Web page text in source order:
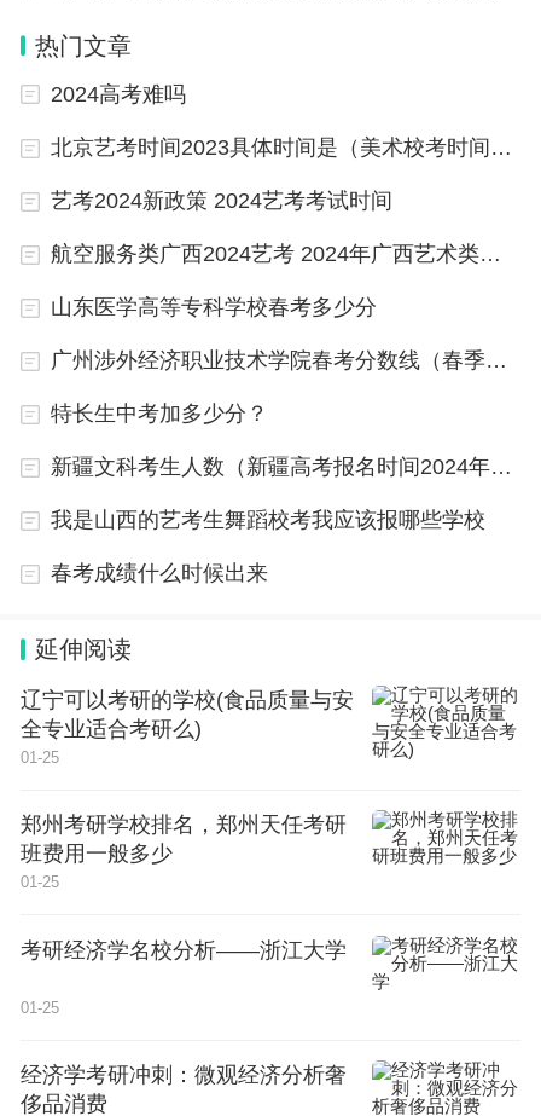
模式下，艺术类专业的首选科目一般都有“选择物理
或历史均可”，次选科目一般都不提要求。因此，新
高考的选科对艺考生影响不大。但是，许多院校对单
绘画≥满分的85%等等。
较高的”艺术院校和专业优势特别明显的考生来说都
是好事，可以进一步彰显自己的特色。“严格控制校
考范围和规模”，让不少人理解为校考的难度进一步
鲜明、人才培养质量较高的艺术院校”和“对考生艺术
天赋、专业技能或基本功有较高要求的高水平艺术类
校艺术类专业校考工作均在学校所在地组织”。在招
生人数一定的情况下，同一专业的考生要面临来自全
国各地的考生的竞争。
2024年高考改革政策
大幅减少、严格控制考试加分项目；探索完善边疆民族特困地
区加分政策。一是优化招生项目范围。在奥运会、世界大学生
运动会项目（包括足球、篮球、排球项目等）范围内，确定运
等组队条件、学生入校后退队率超过20%的高校，以及非奥运
会或世界大学生运动会项目、未设运动员技术等级标准、生源
严重不足且连续两年录取数为零的相关项目，不再安排高水平
运动队招生。建立完善招生高校和项目准入退出机制，原则上
连续三届奥运会、世界大学生运动会没有学生参赛的项目，不
二是严格报考条件和资格审核。从2024年起，符合生源省份高
考报名条件，获得国家一级运动员（含）以上技术等级称号者
方可以报考高水平运动队。从2027年起，符合生源省份高考报
名条件，获得国家一级运动员（含）以上技术等级称号且近三
热门文章
2024高考难吗
北京艺考时间2023具体时间是（美术校考时间2023具体时间）
艺考2024新政策 2024艺考考试时间
航空服务类广西2024艺考 2024年广西艺术类专业统考涵盖专业范围公布
山东医学高等专科学校春考多少分
广州涉外经济职业技术学院春考分数线（春季高考200分可以报哪所学校？）
特长生中考加多少分？
新疆文科考生人数（新疆高考报名时间2024年具体时间）
我是山西的艺考生舞蹈校考我应该报哪些学校
春考成绩什么时候出来
延伸阅读
辽宁可以考研的学校(食品质量与安
全专业适合考研么)
01-25
郑州考研学校排名，郑州天任考研
班费用一般多少
01-25
考研经济学名校分析——浙江大学
01-25
经济学考研冲刺：微观经济分析奢
侈品消费